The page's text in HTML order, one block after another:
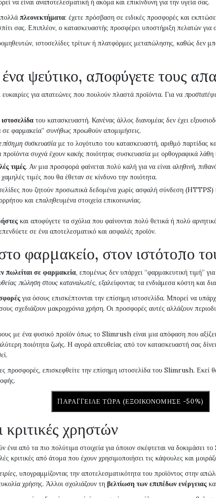
να είναι αναποτελεσματική ή ακόμα και επικίνδυνη για την υγεία σας.
πλεονεκτήματα: έχετε πρόσβαση σε ειδικές προσφορές και
σας. Επιπλέον, ο κατασκευαστής προσφέρει υποστήριξη πελατών
ιστοσελίδες τρίτων ή πλατφόρμες μεταπώλησης, καθώς δεν
ψεύτικο, αποφύγετε τους
ευκαιρίες για απατεώνες που πουλούν πλαστά προϊόντα. Για να
του κατασκευαστή. Κανένας άλλος διανομέας δεν έχει
φαρμακεία” συνήθως προωθούν απομιμήσεις.
συσκευασίαμε το λογότυπο του κατασκευαστή, αριθμό παρτίδας
συχνά έχουν κακής ποιότητας συσκευασία με ορθογραφικά λάθη
τιμές. Αν μια προσφορά φαίνεται πολύ καλή για να είναι αληθινή,
τιμές που θα έθεταν σε κίνδυνο την ποιότητα.
που ζητούν προσωπικά δεδομένα χωρίς ασφαλή σύνδεση (HTTPS)
και επαληθευμένα στοιχεία επικοινωνίας.
και αποφύγετε τα σχόλια που φαίνονται πολύ θετικά ή πολύ
σε ένα αποτελεσματικό και ασφαλές προϊόν.
φαρμακείο, στον ιστότοπο
πωλείται σε φαρμακεία, επομένως δεν υπάρχει “φαρμακευτική τιμή”
πώληση στους καταναλωτές, εξαλείφοντας τα ενδιάμεσα κόστη και
για όσους επισκέπτονται την επίσημη ιστοσελίδα. Μπορεί να
σχεδιάζουν μακροχρόνια χρήση. Οι προσφορές αυτές αλλάζουν
με ένα φυσικό προϊόν όπως το Slimrush είναι μια απόφαση που
ποιότητα ζωής. Η αγορά απευθείας από τον κατασκευαστή σας
προσφορές, επισκεφθείτε την επίσημη ιστοσελίδα του Slimrush. Εκεί
ΠΑΡΆΓΓΕΙΛΕ ΤΏΡΑ (ΕΞΟΙΚΟΝΌΜΗΣΕ -50%)
χρηστών
ένα από τα πιο πολύτιμα στοιχεία για όποιον σκέφτεται να δοκιμάσει
κριτικές από άτομα που έχουν χρησιμοποιήσει τις κάψουλες και
, υπογραμμίζοντας την αποτελεσματικότητα του προϊόντος στην
χρήσης. Άλλοι σχολιάζουν τη βελτίωση των επιπέδων ενέργειας